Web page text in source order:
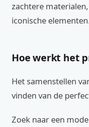
zachtere
iconische
Hoe werkt het
Het samenstellen
vinden van de
Zoek naar een